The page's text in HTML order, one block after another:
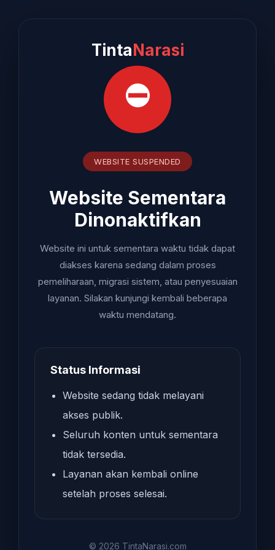
TintaNarasi
⛔
WEBSITE SUSPENDED
Website Sementara
Dinonaktifkan
Website ini untuk sementara waktu tidak dapat
diakses karena sedang dalam proses
pemeliharaan, migrasi sistem, atau penyesuaian
layanan. Silakan kunjungi kembali beberapa
waktu mendatang.
Status Informasi
Website sedang tidak melayani
akses publik.
Seluruh konten untuk sementara
tidak tersedia.
Layanan akan kembali online
setelah proses selesai.
© 2026 TintaNarasi.com